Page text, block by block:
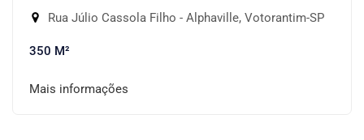
Rua Júlio Cassola Filho - Alphaville, Votorantim-SP
350 M²
Mais informações